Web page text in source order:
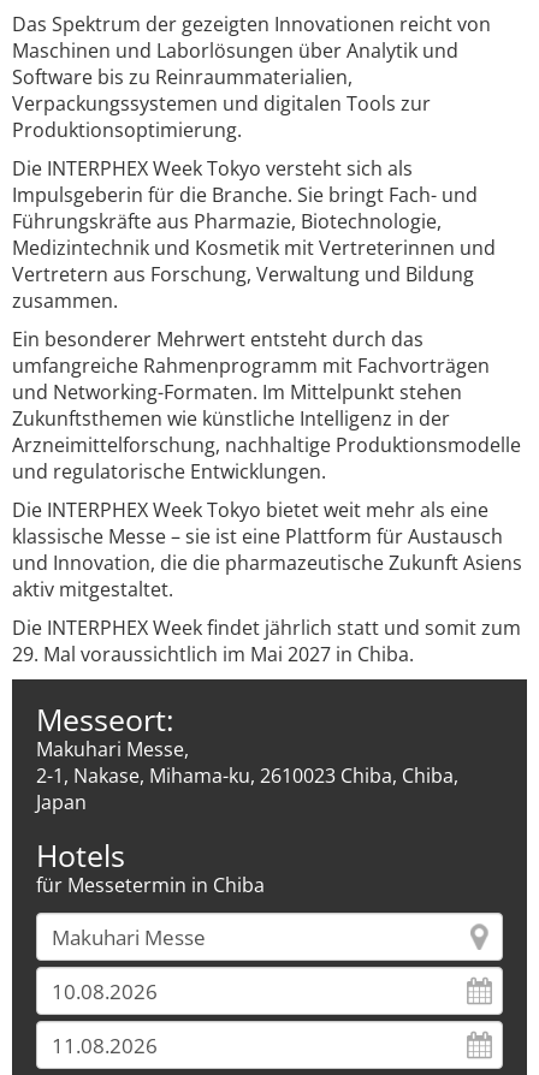
Das Spektrum der gezeigten Innovationen reicht von
Maschinen und Laborlösungen über Analytik und
Software bis zu Reinraummaterialien,
Verpackungssystemen und digitalen Tools zur
Produktionsoptimierung.
Die INTERPHEX Week Tokyo versteht sich als
Impulsgeberin für die Branche. Sie bringt Fach- und
Führungskräfte aus Pharmazie, Biotechnologie,
Medizintechnik und Kosmetik mit Vertreterinnen und
Vertretern aus Forschung, Verwaltung und Bildung
zusammen.
Ein besonderer Mehrwert entsteht durch das
umfangreiche Rahmenprogramm mit Fachvorträgen
und Networking-Formaten. Im Mittelpunkt stehen
Zukunftsthemen wie künstliche Intelligenz in der
Arzneimittelforschung, nachhaltige Produktionsmodelle
und regulatorische Entwicklungen.
Die INTERPHEX Week Tokyo bietet weit mehr als eine
klassische Messe – sie ist eine Plattform für Austausch
und Innovation, die die pharmazeutische Zukunft Asiens
aktiv mitgestaltet.
Die INTERPHEX Week findet jährlich statt und somit zum
29. Mal voraussichtlich im Mai 2027 in Chiba.
Messeort:
Makuhari Messe,
2-1, Nakase, Mihama-ku, 2610023 Chiba, Chiba,
Japan
Hotels
für Messetermin in Chiba